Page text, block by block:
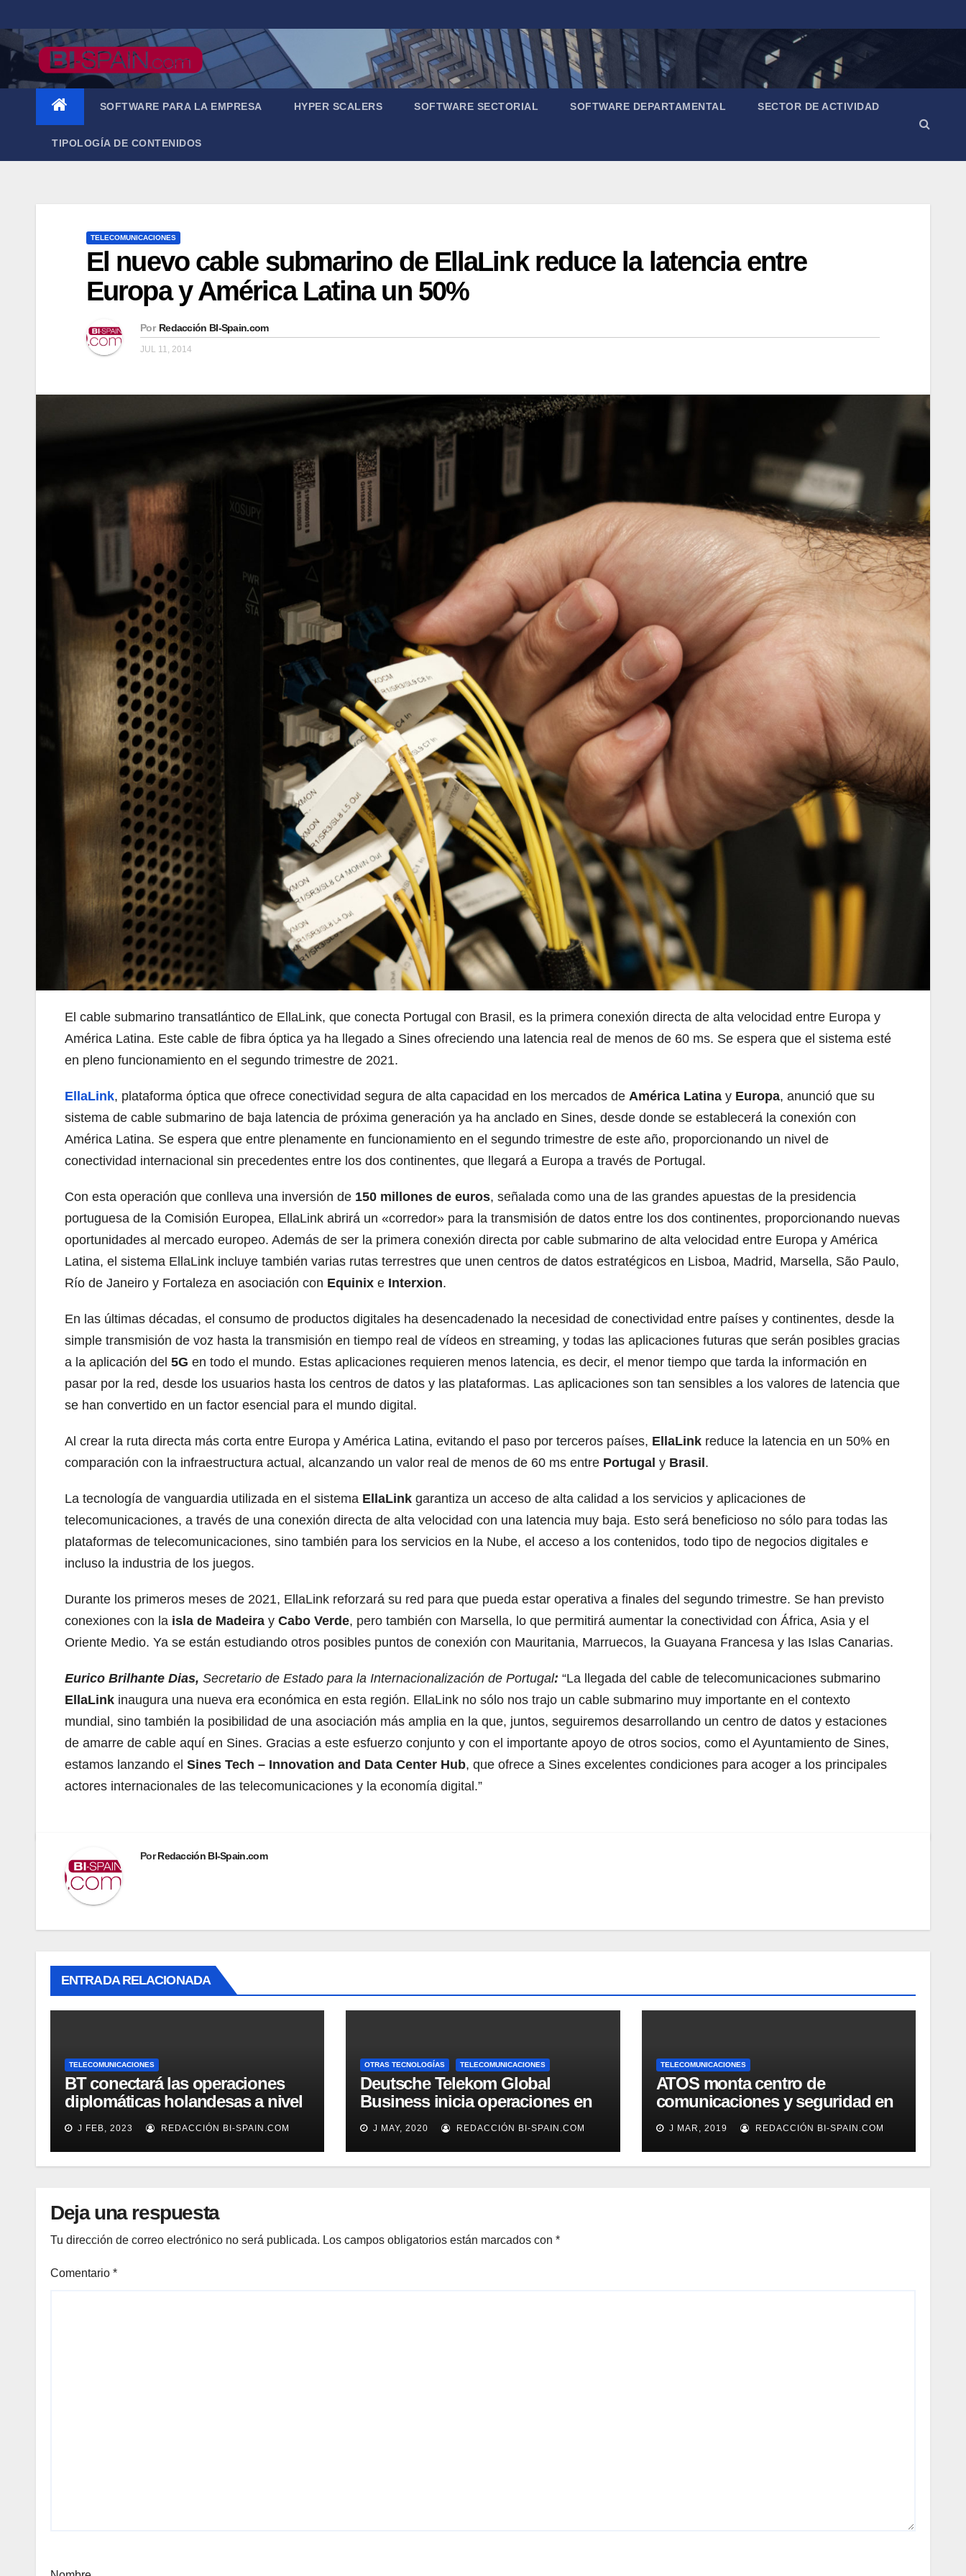
al
contenido
SOFTWARE PARA LA EMPRESA HYPER SCALERS SOFTWARE SECTORIAL SOFTWARE DEPARTAMENTAL SECTOR DE ACTIVIDAD
TIPOLOGÍA DE CONTENIDOS
TELECOMUNICACIONES
El nuevo cable submarino de EllaLink reduce la latencia entre
Europa y América Latina un 50%
Por Redacción BI-Spain.com
JUL 11, 2014
El cable submarino transatlántico de EllaLink, que conecta Portugal con Brasil, es la primera conexión directa de alta velocidad entre Europa y
América Latina. Este cable de fibra óptica ya ha llegado a Sines ofreciendo una latencia real de menos de 60 ms. Se espera que el sistema esté
en pleno funcionamiento en el segundo trimestre de 2021.
EllaLink, plataforma óptica que ofrece conectividad segura de alta capacidad en los mercados de América Latina y Europa, anunció que su
sistema de cable submarino de baja latencia de próxima generación ya ha anclado en Sines, desde donde se establecerá la conexión con
América Latina. Se espera que entre plenamente en funcionamiento en el segundo trimestre de este año, proporcionando un nivel de
conectividad internacional sin precedentes entre los dos continentes, que llegará a Europa a través de Portugal.
Con esta operación que conlleva una inversión de 150 millones de euros, señalada como una de las grandes apuestas de la presidencia
portuguesa de la Comisión Europea, EllaLink abrirá un «corredor» para la transmisión de datos entre los dos continentes, proporcionando nuevas
oportunidades al mercado europeo. Además de ser la primera conexión directa por cable submarino de alta velocidad entre Europa y América
Latina, el sistema EllaLink incluye también varias rutas terrestres que unen centros de datos estratégicos en Lisboa, Madrid, Marsella, São Paulo,
Río de Janeiro y Fortaleza en asociación con Equinix e Interxion.
En las últimas décadas, el consumo de productos digitales ha desencadenado la necesidad de conectividad entre países y continentes, desde la
simple transmisión de voz hasta la transmisión en tiempo real de vídeos en streaming, y todas las aplicaciones futuras que serán posibles gracias
a la aplicación del 5G en todo el mundo. Estas aplicaciones requieren menos latencia, es decir, el menor tiempo que tarda la información en
pasar por la red, desde los usuarios hasta los centros de datos y las plataformas. Las aplicaciones son tan sensibles a los valores de latencia que
se han convertido en un factor esencial para el mundo digital.
Al crear la ruta directa más corta entre Europa y América Latina, evitando el paso por terceros países, EllaLink reduce la latencia en un 50% en
comparación con la infraestructura actual, alcanzando un valor real de menos de 60 ms entre Portugal y Brasil.
La tecnología de vanguardia utilizada en el sistema EllaLink garantiza un acceso de alta calidad a los servicios y aplicaciones de
telecomunicaciones, a través de una conexión directa de alta velocidad con una latencia muy baja. Esto será beneficioso no sólo para todas las
plataformas de telecomunicaciones, sino también para los servicios en la Nube, el acceso a los contenidos, todo tipo de negocios digitales e
incluso la industria de los juegos.
Durante los primeros meses de 2021, EllaLink reforzará su red para que pueda estar operativa a finales del segundo trimestre. Se han previsto
conexiones con la isla de Madeira y Cabo Verde, pero también con Marsella, lo que permitirá aumentar la conectividad con África, Asia y el
Oriente Medio. Ya se están estudiando otros posibles puntos de conexión con Mauritania, Marruecos, la Guayana Francesa y las Islas Canarias.
Eurico Brilhante Dias, Secretario de Estado para la Internacionalización de Portugal: “La llegada del cable de telecomunicaciones submarino
EllaLink inaugura una nueva era económica en esta región. EllaLink no sólo nos trajo un cable submarino muy importante en el contexto
mundial, sino también la posibilidad de una asociación más amplia en la que, juntos, seguiremos desarrollando un centro de datos y estaciones
de amarre de cable aquí en Sines. Gracias a este esfuerzo conjunto y con el importante apoyo de otros socios, como el Ayuntamiento de Sines,
estamos lanzando el Sines Tech – Innovation and Data Center Hub, que ofrece a Sines excelentes condiciones para acoger a los principales
actores internacionales de las telecomunicaciones y la economía digital.”
PorRedacción BI-Spain.com
ENTRADA RELACIONADA
TELECOMUNICACIONES
BT conectará las operaciones
diplomáticas holandesas a nivel
mundial
J FEB, 2023 REDACCIÓN BI-SPAIN.COM
OTRAS TECNOLOGÍAS TELECOMUNICACIONES
Deutsche Telekom Global
Business inicia operaciones en
España
J MAY, 2020 REDACCIÓN BI-SPAIN.COM
TELECOMUNICACIONES
ATOS monta centro de
comunicaciones y seguridad en
parque eólico Iberdrola a 16,3
kms de costa
J MAR, 2019 REDACCIÓN BI-SPAIN.COM
Deja una respuesta
Tu dirección de correo electrónico no será publicada. Los campos obligatorios están marcados con *
Comentario *